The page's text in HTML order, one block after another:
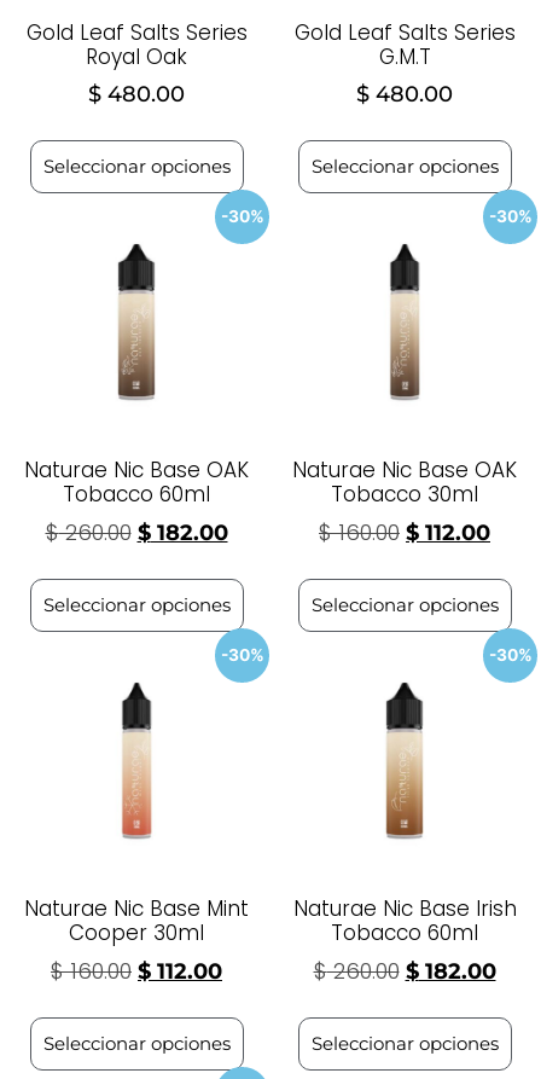
Gold Leaf Salts Series
Royal Oak
$ 480.00
Seleccionar opciones
Gold Leaf Salts Series
G.M.T
$ 480.00
Seleccionar opciones
-30%
Naturae Nic Base OAK
Tobacco 60ml
$260.00 $182.00
Seleccionar opciones
-30%
Naturae Nic Base OAK
Tobacco 30ml
$160.00 $ 112.00
Seleccionar opciones
-30%
Naturae Nic Base Mint
Cooper 30ml
$160.00 $ 112.00
Seleccionar opciones
-30%
Naturae Nic Base Irish
Tobacco 60ml
$260.00 $182.00
Seleccionar opciones